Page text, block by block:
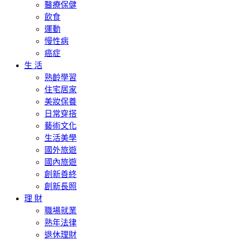
醫療保健
飲食
運動
慢性病
癌症
生 活
熟齡學習
住宅居家
美妝保養
日常穿搭
藝術文化
生活美學
國外旅遊
國內旅遊
創新善終
創新長照
理 財
職場就業
熟年法律
退休理財